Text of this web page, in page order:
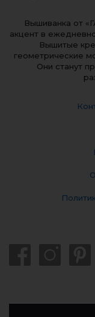
Вышиванка от
акцент в
Вышитые
геометрические
Они станут